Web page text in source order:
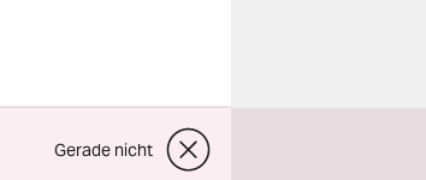
Gerade nicht